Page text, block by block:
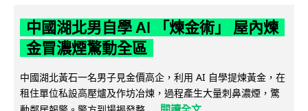
中國湖北男自學 AI 「煉金術」 屋內煉
金冒濃煙驚動全區
中國湖北黃石一名男子見金價高企，利用 AI 自學提煉黃金，在
租住單位私設高壓爐及作坊冶煉，過程產生大量刺鼻濃煙，驚